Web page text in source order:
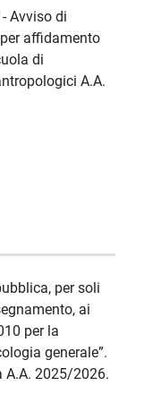
Avviso di
affidamento
di
A.A.
per soli
ai
per la
generale”.
A.A. 2025/2026.